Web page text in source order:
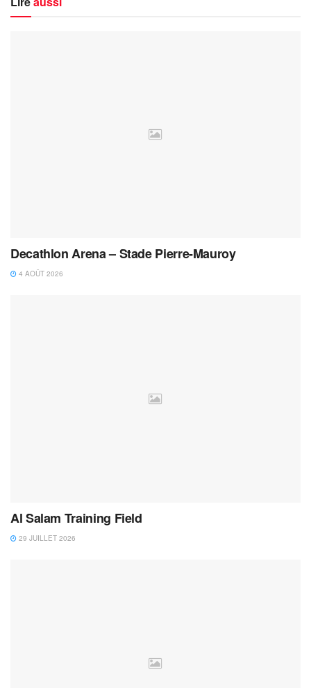
Decathlon Arena – Stade Pierre-Mauroy
4 AOÛT 2026
Al Salam Training Field
29 JUILLET 2026